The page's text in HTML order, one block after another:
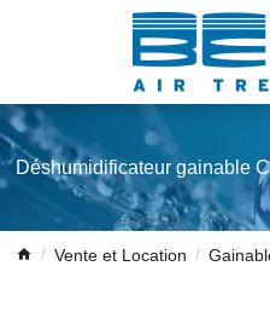
Déshumidificateur gainable
Vente et Location